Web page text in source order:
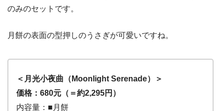
のみのセットです。
月餅の表面の型押しのうさぎが可愛いですね。
＜月光小夜曲（Moonlight Serenade）＞
価格：680元（＝約2,295円）
内容量：■月餅